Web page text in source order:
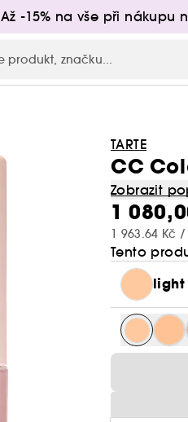
Až -15% na vše při nákupu
TARTE
CC
Zobrazit
1
1 963.64 Kč
Tento
light